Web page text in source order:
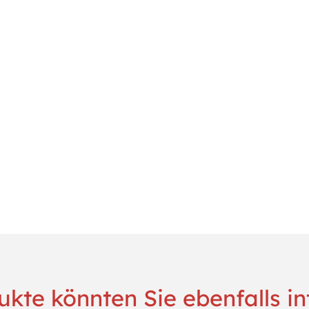
könnten Sie ebenfalls